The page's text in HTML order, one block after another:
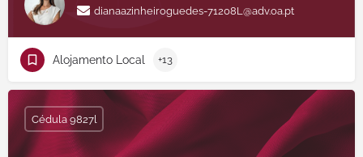
dianaazinheiroguedes-71208L@adv.oa.pt
Alojamento Local +13
Cédula 9827l